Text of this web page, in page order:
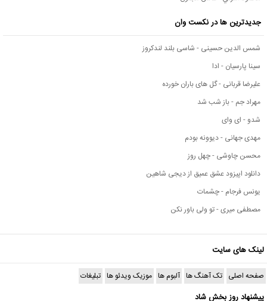
جدیدترین ها در نکست وان
شمس الدین حسینی - شاسی بلند لندکروز
سینا پارسیان - ادا
علیرضا قربانی - گل های باران خورده
مهراد جم - باز شب شد
شدو - ای وای
مهدی جهانی - دیوونه بودم
محسن چاوشی - چهل روز
دانلود اپیزود عشق عمیق از دیجی شاهین
یونس فرجام - چشمات
مصطفی میری - تو ولی باور نکن
لینک های سایت
صفحه اصلی تک آهنگ ها آلبوم ها موزیک ویدئو ها تبلیغات
پیشنهاد روز بخش شاد